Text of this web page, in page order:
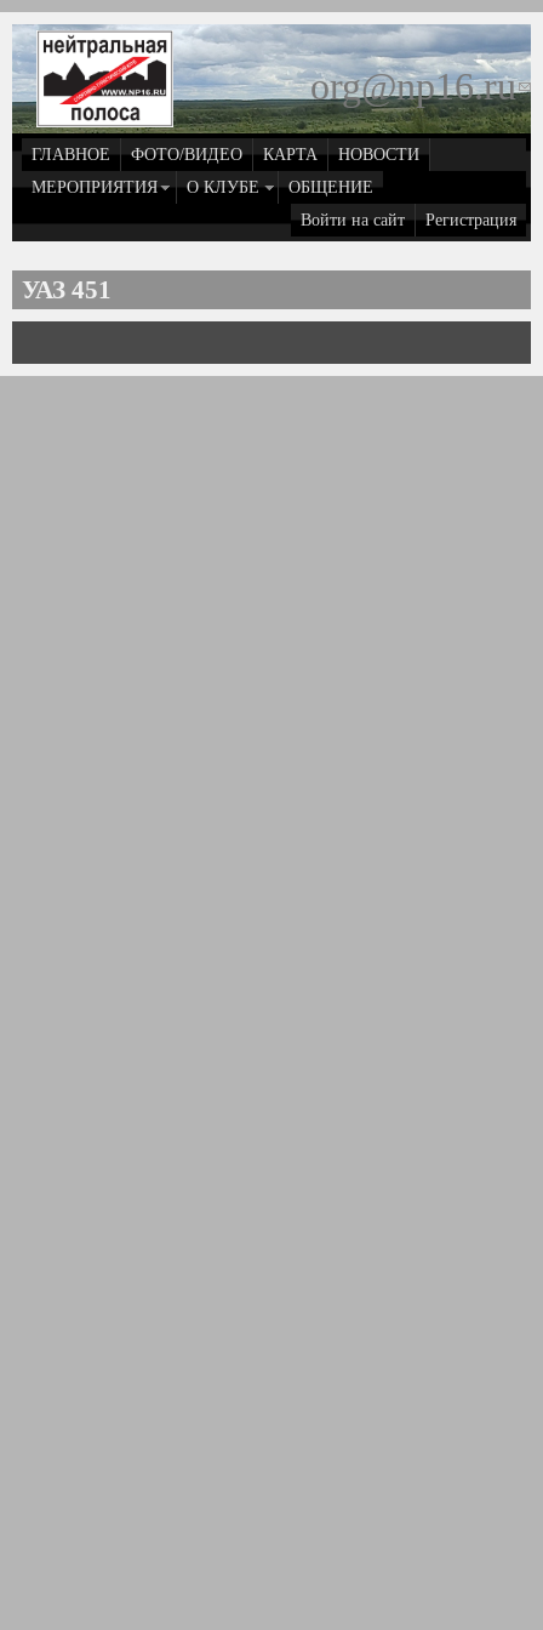
Перейти к основному содержанию
org@np16.ru
ГЛАВНОЕ ФОТО/ВИДЕО КАРТА
НОВОСТИ
МЕРОПРИЯТИЯ
О КЛУБЕ
ОБЩЕНИЕ
Войти на сайт
Регистрация
УАЗ 451